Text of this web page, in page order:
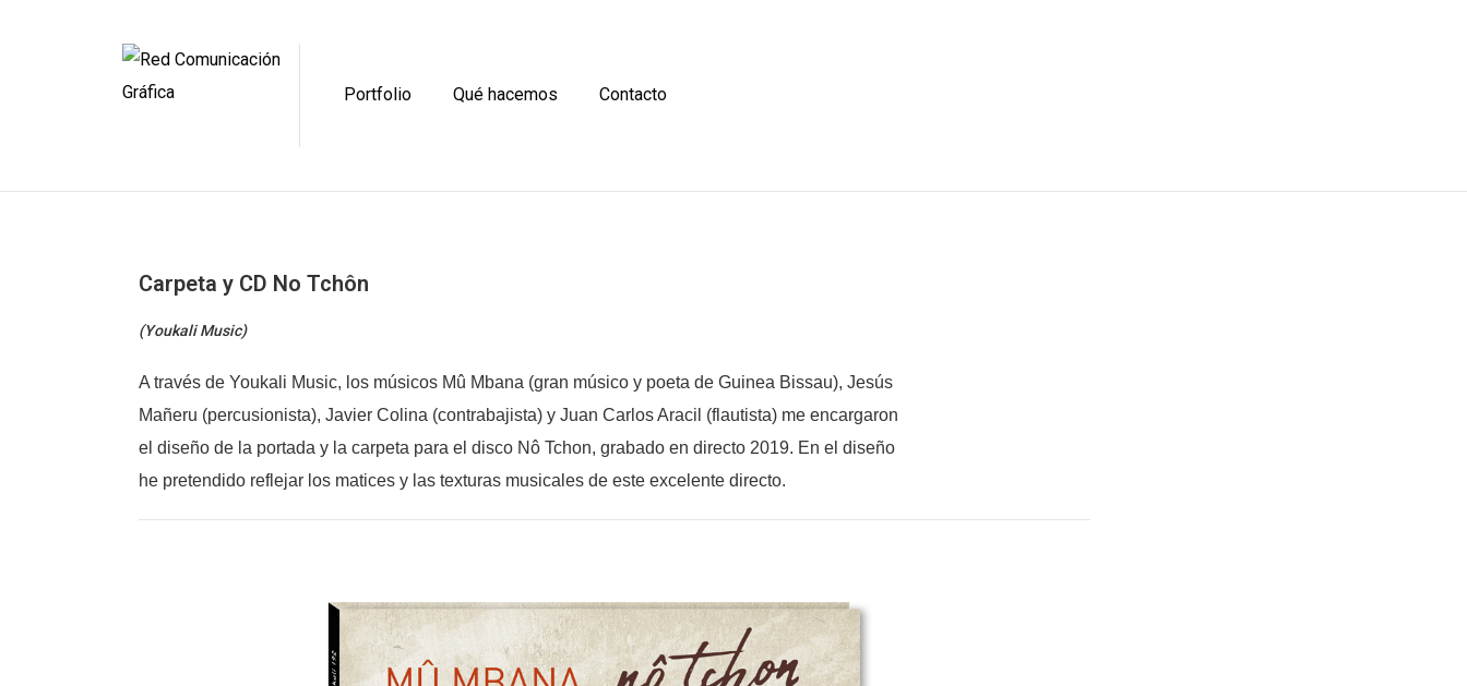
Portfolio Qué hacemos Contacto
Carpeta y CD No Tchôn
(Youkali Music)
A través de Youkali Music, los músicos Mû Mbana (gran músico y poeta de Guinea Bissau), Jesús
Mañeru (percusionista), Javier Colina (contrabajista) y Juan Carlos Aracil (flautista) me encargaron
el diseño de la portada y la carpeta para el disco Nô Tchon, grabado en directo 2019. En el diseño
he pretendido reflejar los matices y las texturas musicales de este excelente directo.